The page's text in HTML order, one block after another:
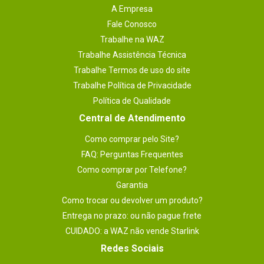
A Empresa
Fale Conosco
Trabalhe na WAZ
Trabalhe Assistência Técnica
Trabalhe Termos de uso do site
Trabalhe Política de Privacidade
Política de Qualidade
Central de Atendimento
Como comprar pelo Site?
FAQ: Perguntas Frequentes
Como comprar por Telefone?
Garantia
Como trocar ou devolver um produto?
Entrega no prazo: ou não pague frete
CUIDADO: a WAZ não vende Starlink
Redes Sociais